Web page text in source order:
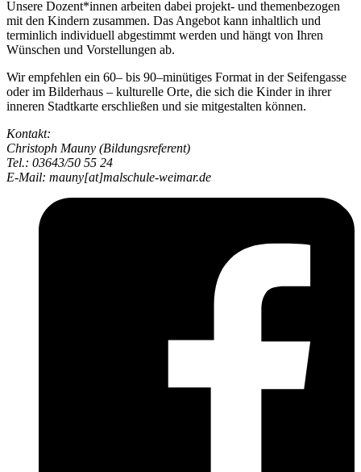
Unsere Dozent*innen arbeiten dabei projekt- und themenbezogen
mit den Kindern zusammen. Das Angebot kann inhaltlich und
terminlich individuell abgestimmt werden und hängt von Ihren
Wünschen und Vorstellungen ab.
Wir empfehlen ein 60– bis 90–minütiges Format in der Seifengasse
oder im Bilderhaus – kulturelle Orte, die sich die Kinder in ihrer
inneren Stadtkarte erschließen und sie mitgestalten können.
Kontakt:
Christoph Mauny (Bildungsreferent)
Tel.: 03643/​50 55 24
E-Mail: mauny[at]malschule-weimar.de